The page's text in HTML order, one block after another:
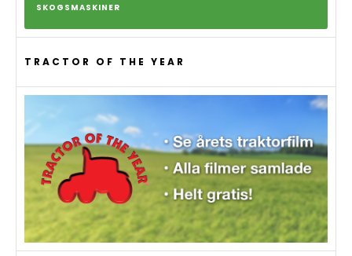
SKOGSMASKINER
TRACTOR OF THE YEAR